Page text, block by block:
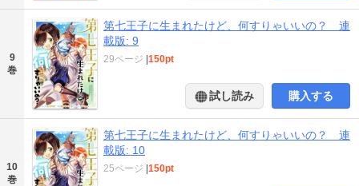
9
巻
第七王子に生まれたけど、何すりゃいいの？ 連
載版: 9
29ページ |150pt
試し読み 購入する
10
巻
第七王子に生まれたけど、何すりゃいいの？ 連
載版: 10
25ページ |150pt